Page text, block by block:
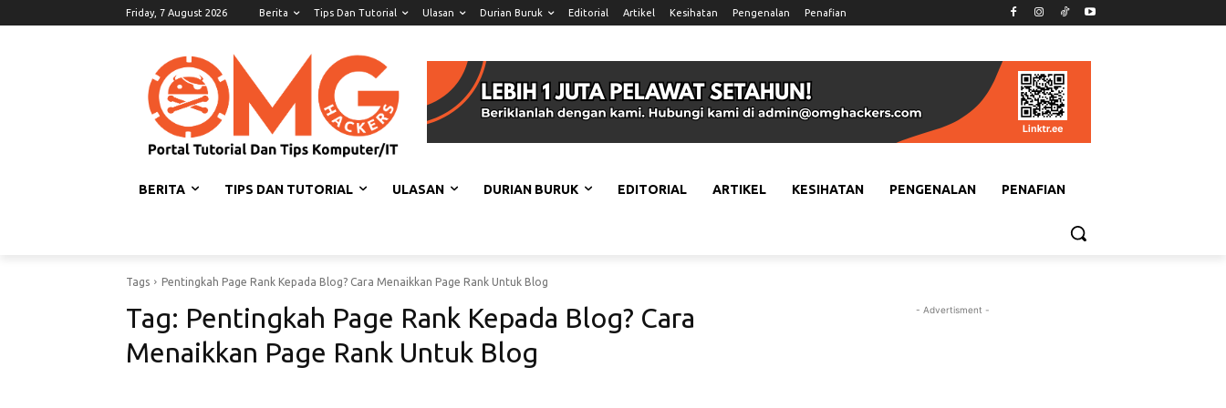
Friday, 7 August 2026 Berita Tips Dan Tutorial Ulasan Durian Buruk Editorial Artikel Kesihatan Pengenalan Penafian
BERITA TIPS DAN TUTORIAL ULASAN DURIAN BURUK EDITORIAL ARTIKEL KESIHATAN PENGENALAN PENAFIAN
Tags Pentingkah Page Rank Kepada Blog? Cara Menaikkan Page Rank Untuk Blog
Tag: Pentingkah Page Rank Kepada Blog? Cara
Menaikkan Page Rank Untuk Blog
- Advertisment -